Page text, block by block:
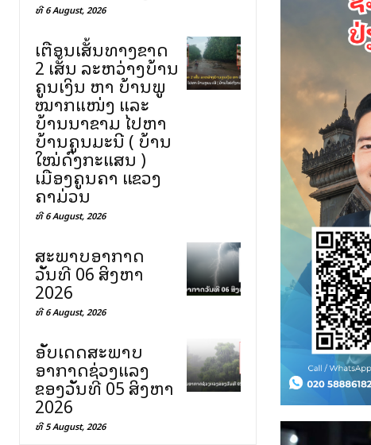
ທີ 6 August, 2026
ເຕືອນເສັ້ນທາງຂາດ
2 ເສັ້ນ ລະຫວ່າງບ້ານ
ຄູນເງິນ ຫາ ບ້ານພູ
ໝາກແໜ່ງ ແລະ
ບ້ານນາຂາມ ໄປຫາ
ບ້ານຄູນມະນີ ( ບ້ານ
ໃໝ່ດົງກະແສນ )
ເມືອງຄູນຄຳ ແຂວງ
ຄຳມ່ວນ
ທີ 6 August, 2026
ສະພາບອາກາດ
ວັນທີ 06 ສິງຫາ
2026
ທີ 6 August, 2026
ອັບເດດສະພາບ
ອາກາດຊ່ວງແລງ
ຂອງວັນທີ 05 ສິງຫາ
2026
ທີ 5 August, 2026